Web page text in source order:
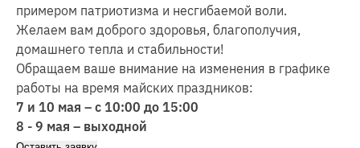
примером патриотизма и несгибаемой воли.
Желаем вам доброго здоровья, благополучия,
домашнего тепла и стабильности!
Обращаем ваше внимание на изменения в графике
работы на время майских праздников:
7 и 10 мая – с 10:00 до 15:00
8 - 9 мая – выходной